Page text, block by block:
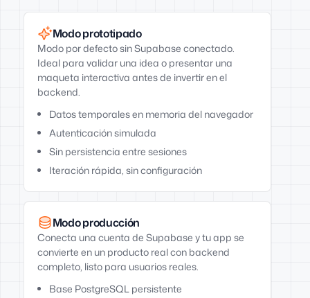
Modo prototipado
Modo por defecto sin Supabase conectado.
Ideal para validar una idea o presentar una
maqueta interactiva antes de invertir en el
backend.
Datos temporales en memoria del navegador
Autenticación simulada
Sin persistencia entre sesiones
Iteración rápida, sin configuración
Modo producción
Conecta una cuenta de Supabase y tu app se
convierte en un producto real con backend
completo, listo para usuarios reales.
Base PostgreSQL persistente